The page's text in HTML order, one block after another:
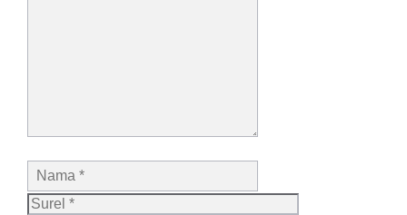
Nama
Surel